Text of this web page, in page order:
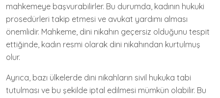
mahkemeye başvurabilirler. Bu durumda, kadının hukuki
prosedürleri takip etmesi ve avukat yardımı alması
önemlidir. Mahkeme, dini nikahın geçersiz olduğunu tespit
ettiğinde, kadın resmi olarak dini nikahından kurtulmuş
olur.
Ayrıca, bazı ülkelerde dini nikahların sivil hukuka tabi
tutulması ve bu şekilde iptal edilmesi mümkün olabilir. Bu